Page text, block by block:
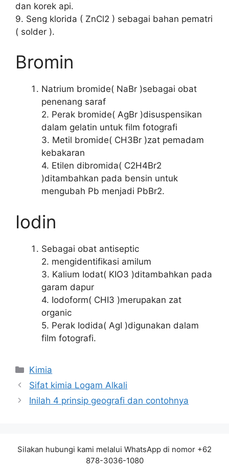
dan korek api.
9. Seng klorida ( ZnCl2 ) sebagai bahan pematri
( solder ).
Bromin
Natrium bromide( NaBr )sebagai obat
penenang saraf
2. Perak bromide( AgBr )disuspensikan
dalam gelatin untuk film fotografi
3. Metil bromide( CH3Br )zat pemadam
kebakaran
4. Etilen dibromida( C2H4Br2
)ditambahkan pada bensin untuk
mengubah Pb menjadi PbBr2.
Iodin
Sebagai obat antiseptic
2. mengidentifikasi amilum
3. Kalium Iodat( KIO3 )ditambahkan pada
garam dapur
4. Iodoform( CHI3 )merupakan zat
organic
5. Perak Iodida( AgI )digunakan dalam
film fotografi.
Kategori
Kimia
Sifat kimia Logam Alkali
Inilah 4 prinsip geografi dan contohnya
Silakan hubungi kami melalui WhatsApp di nomor +62
878-3036-1080